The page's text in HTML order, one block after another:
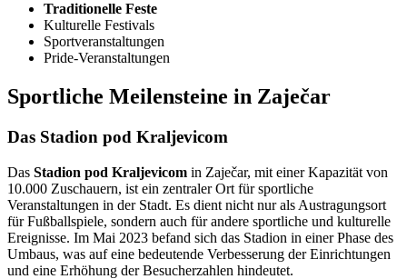
Traditionelle Feste
Kulturelle Festivals
Sportveranstaltungen
Pride-Veranstaltungen
Sportliche Meilensteine in Zaječar
Das Stadion pod Kraljevicom
Das Stadion pod Kraljevicom in Zaječar, mit einer Kapazität von
10.000 Zuschauern, ist ein zentraler Ort für sportliche
Veranstaltungen in der Stadt. Es dient nicht nur als Austragungsort
für Fußballspiele, sondern auch für andere sportliche und kulturelle
Ereignisse. Im Mai 2023 befand sich das Stadion in einer Phase des
Umbaus, was auf eine bedeutende Verbesserung der Einrichtungen
und eine Erhöhung der Besucherzahlen hindeutet.